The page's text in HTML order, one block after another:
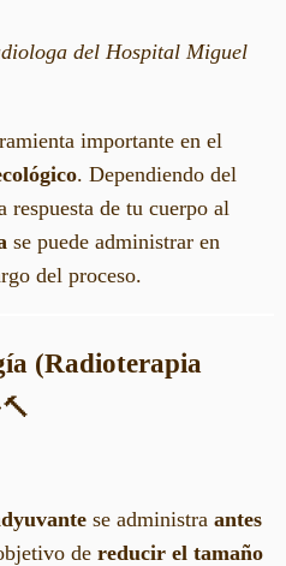
del Hospital Miguel
importante en el
. Dependiendo del
respuesta de tu cuerpo al
se puede administrar en
del proceso.
(Radioterapia
se administra antes
de reducir el tamaño